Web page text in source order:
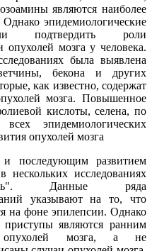
являются наиболее
эпидемиологические
подтвердить роли
опухолей мозга у человека.
была выявлена
бекона и других
как известно, содержат
мозга. Повышенное
кислоты, селена, по
эпидемиологических
опухолей мозга
последующим развитием
нескольких исследованиях
Данные ряда
указывают на то, что
на фоне эпилепсии. Однако
приступы являются ранним
опухолей мозга, а не